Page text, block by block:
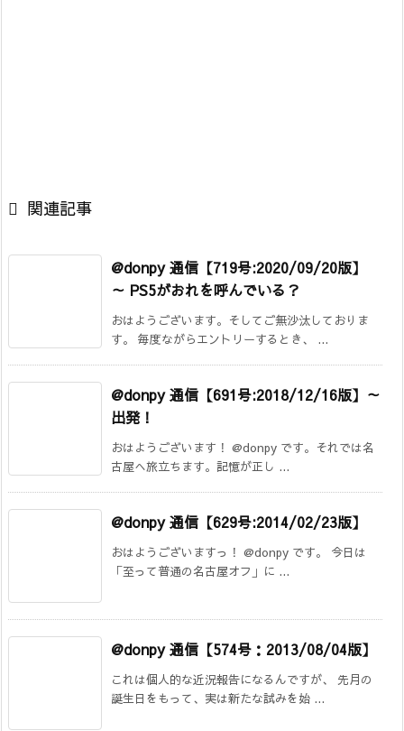
 関連記事
@donpy 通信【719号:2020/09/20版】
～ PS5がおれを呼んでいる？
おはようございます。そしてご無沙汰しておりま
す。 毎度ながらエントリーするとき、 ...
@donpy 通信【691号:2018/12/16版】～
出発！
おはようございます！ @donpy です。それでは名
古屋へ旅立ちます。記憶が正し ...
@donpy 通信【629号:2014/02/23版】
おはようございますっ！ @donpy です。 今日は
「至って普通の名古屋オフ」に ...
@donpy 通信【574号：2013/08/04版】
これは個人的な近況報告になるんですが、 先月の
誕生日をもって、実は新たな試みを始 ...